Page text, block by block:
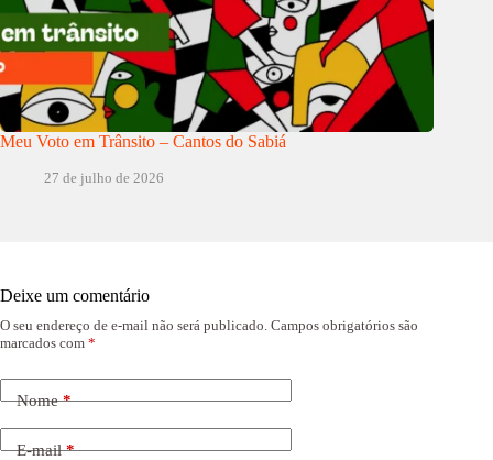
Meu Voto em Trânsito – Cantos do Sabiá
27 de julho de 2026
Deixe um comentário
O seu endereço de e-mail não será publicado. Campos obrigatórios são
marcados com *
Nome*
E-mail*